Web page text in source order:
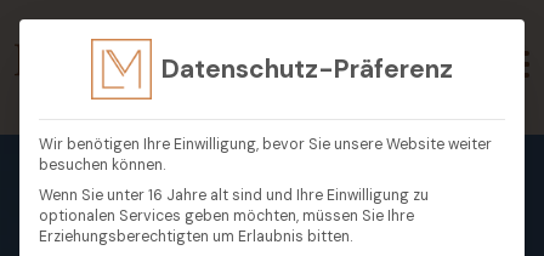
Datenschutz-Präferenz
Wir benötigen Ihre Einwilligung, bevor Sie unsere Website weiter
besuchen können.
Wenn Sie unter 16 Jahre alt sind und Ihre Einwilligung zu
optionalen Services geben möchten, müssen Sie Ihre
Erziehungsberechtigten um Erlaubnis bitten.